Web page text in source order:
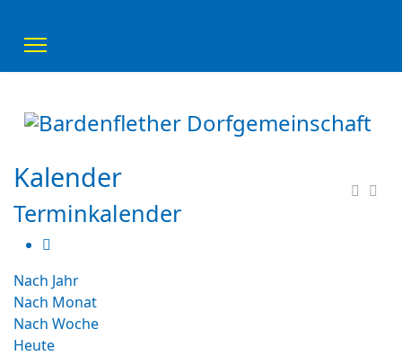
Kalender
Terminkalender
Nach Jahr
Nach Monat
Nach Woche
Heute